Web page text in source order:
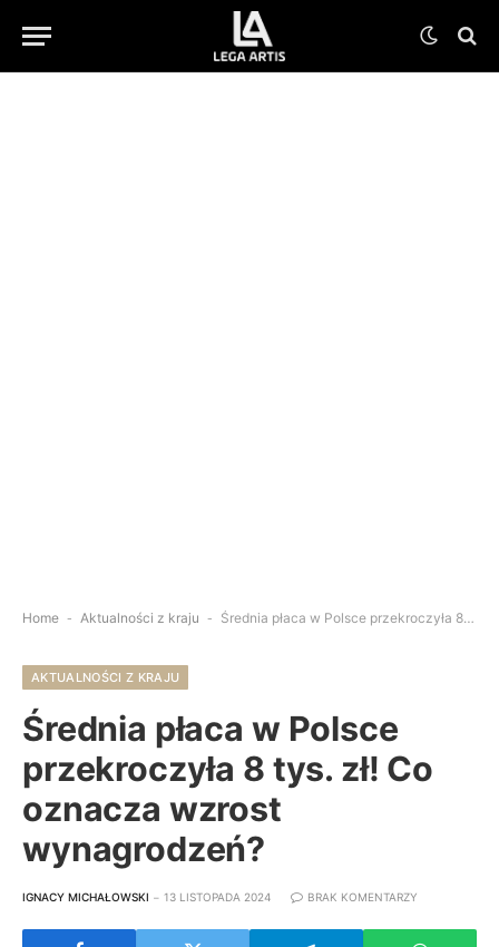
Home - Aktualności z kraju - Średnia płaca w Polsce przekroczyła 8 tys. zł! Co oznacza wzrost wynagrodzeń?
AKTUALNOŚCI Z KRAJU
Średnia płaca w Polsce
przekroczyła 8 tys. zł! Co
oznacza wzrost
wynagrodzeń?
IGNACY MICHAŁOWSKI 13 LISTOPADA 2024 BRAK KOMENTARZY